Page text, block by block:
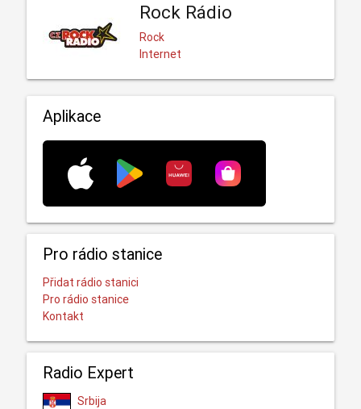
Rock Rádio
Rock
Internet
Aplikace
Pro rádio stanice
Přidat rádio stanici
Pro rádio stanice
Kontakt
Radio Expert
Srbija